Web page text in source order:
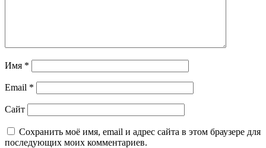
Имя *
Email *
Сайт
Сохранить моё имя, email и адрес сайта в этом браузере для
последующих моих комментариев.